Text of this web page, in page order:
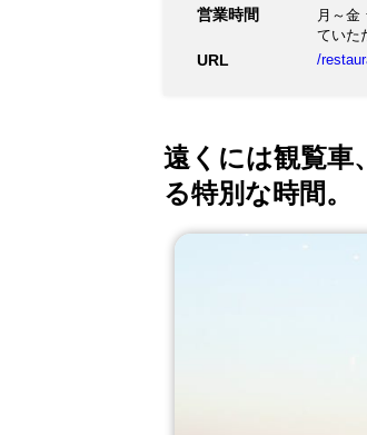
営業時間
月～金
ていた
URL /
遠くには観覧車
る特別な時間。